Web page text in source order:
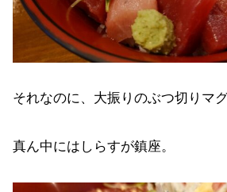
それなのに、大振りのぶつ切りマ
真ん中にはしらすが鎮座。